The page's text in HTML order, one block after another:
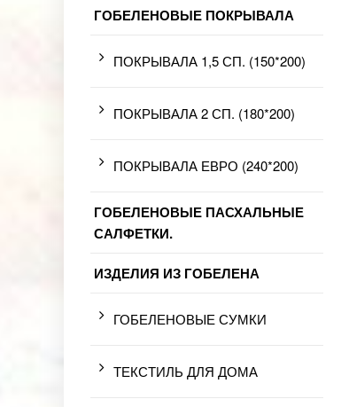
ГОБЕЛЕНОВЫЕ ПОКРЫВАЛА
ПОКРЫВАЛА 1,5 СП. (150*200)
ПОКРЫВАЛА 2 СП. (180*200)
ПОКРЫВАЛА ЕВРО (240*200)
ГОБЕЛЕНОВЫЕ ПАСХАЛЬНЫЕ
САЛФЕТКИ.
ИЗДЕЛИЯ ИЗ ГОБЕЛЕНА
ГОБЕЛЕНОВЫЕ СУМКИ
ТЕКСТИЛЬ ДЛЯ ДОМА